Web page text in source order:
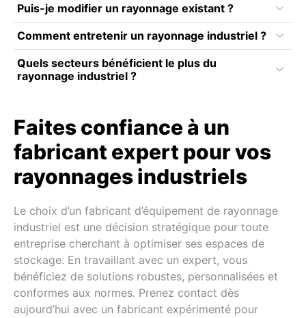
Puis-je modifier un rayonnage existant ?
Comment entretenir un rayonnage industriel ?
Quels secteurs bénéficient le plus du
rayonnage industriel ?
Faites confiance à un
fabricant expert pour vos
rayonnages industriels
Le choix d’un fabricant d’équipement de rayonnage
industriel est une décision stratégique pour toute
entreprise cherchant à optimiser ses espaces de
stockage. En travaillant avec un expert, vous
bénéficiez de solutions robustes, personnalisées et
conformes aux normes. Prenez contact dès
aujourd’hui avec un fabricant expérimenté pour